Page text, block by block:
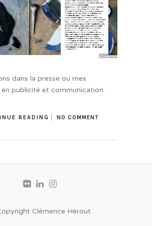
dans la presse ou mes
en publicité et communication.
READING NO COMMENT
Clémence Hérout